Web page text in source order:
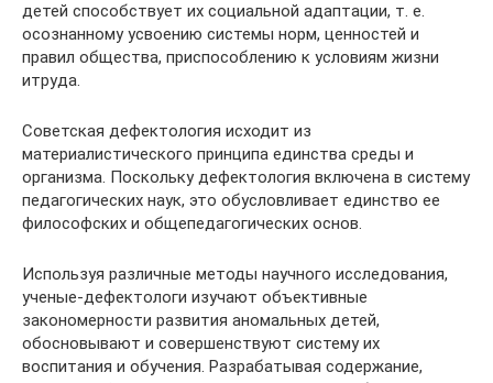
детей способствует их социальной адаптации, т. е.
осознанному усвоению системы норм, ценностей и
правил общества, приспособлению к условиям жизни
итруда.
Советская дефектология исходит из
материалистического принципа единства среды и
организма. Поскольку дефектология включена в систему
педагогических наук, это обусловливает единство ее
философских и общепедагогических основ.
Используя различные методы научного исследования,
ученые-дефектологи изучают объективные
закономерности развития аномальных детей,
обосновывают и совершенствуют систему их
воспитания и обучения. Разрабатывая содержание,